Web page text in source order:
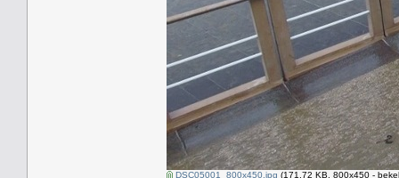
DSC05001_800x450.jpg (171.72 KB, 800x450 -